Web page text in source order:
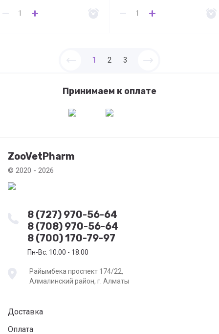
1 2 3
Принимаем к оплате
ZooVetPharm
© 2020 - 2026
8 (727) 970-56-64
8 (708) 970-56-64
8 (700) 170-79-97
Пн-Вс: 10:00 - 18:00
Райымбека проспект 174/22,
Алмалинский район, г. Алматы
Доставка
Оплата